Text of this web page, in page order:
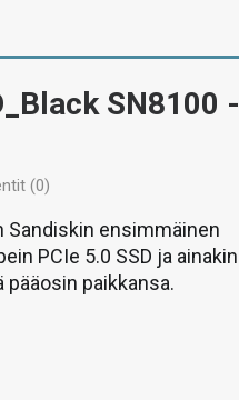
SN8100 -
(0)
ensimmäinen
PCIe 5.0 SSD ja ainakin
paikkansa.